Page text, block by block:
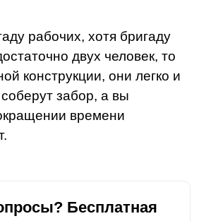
рабочих, хотя бригаду
двух человек, то
конструкции, они легко и
забор, а вы
времени
Бесплатная